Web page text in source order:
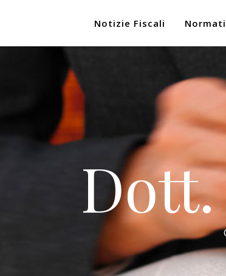
Notizie Fiscali